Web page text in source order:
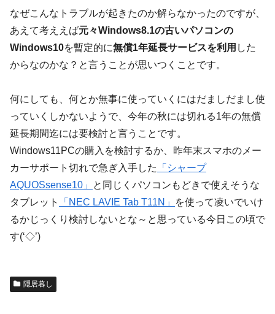
なぜこんなトラブルが起きたのか解らなかったのですが、
あえて考ええば元々Windows8.1の古いパソコンの
Windows10を暫定的に無償1年延長サービスを利用 した
からなのかな？と言うことが思いつくことです。
何にしても、何とか無事に使っていくにはだましだまし使
っていくしかないようで、今年の秋には切れる1年の無償
延長期間迄には要検討と言うことです。
Windows11PCの購入を検討するか、昨年末スマホのメー
カーサポート切れで急ぎ入手した
「シャープ
AQUOSsense10」
と同じくパソコンもどきで使えそうな
タブレット
「NEC LAVIE Tab T11N」
を使って凌いでいけ
るかじっくり検討しないとな～と思っている今日この頃で
す(‘◇’)ゞ
隠居暮し